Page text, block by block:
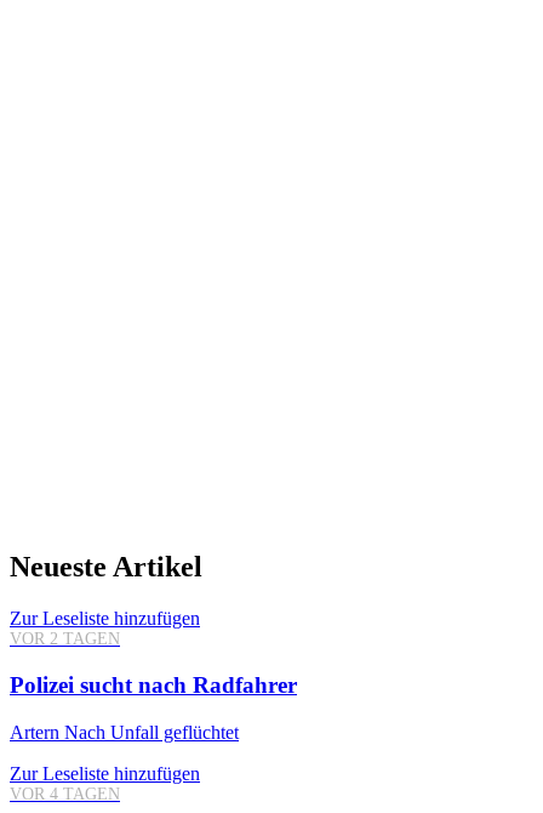
Neueste Artikel
Zur Leseliste hinzufügen
VOR 2 TAGEN
Polizei sucht nach Radfahrer
Artern Nach Unfall geflüchtet
Zur Leseliste hinzufügen
VOR 4 TAGEN